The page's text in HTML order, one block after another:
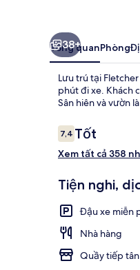
38+
Tổng quanPhòng
Lưu trú tại
phút đi xe. Khách
Sân hiên và vườn
Nhận
xét
7,47,4 trên 10,
Tốt
Xem tất cả 358
Tiện nghi,
Đậu xe miễn
Nhà hàng
Quầy tiếp